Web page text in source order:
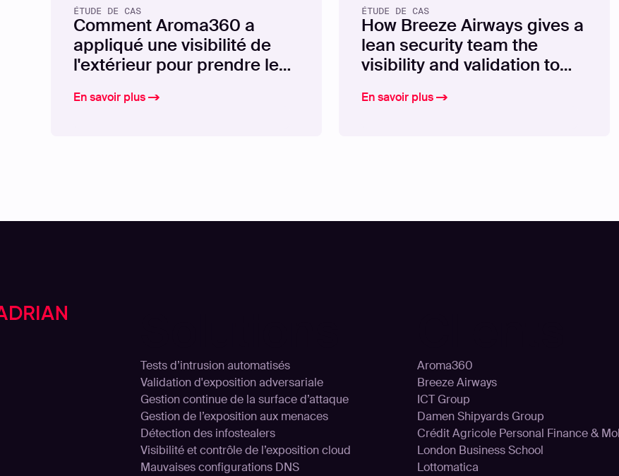
ÉTUDE DE CAS
Comment Aroma360 a
appliqué une visibilité de
l'extérieur pour prendre le
d'attaque
En savoir plus
ÉTUDE DE CAS
How Breeze Airways gives a
lean security team the
visibility and validation to
En savoir plus
Tests d’intrusion automatisés
Validation d'exposition adversariale
Gestion continue de la surface d’attaque
Gestion de l’exposition aux menaces
Détection des infostealers
Visibilité et contrôle de l’exposition cloud
Mauvaises configurations DNS
Aroma360
Breeze Airways
ICT Group
Damen Shipyards Group
Crédit Agricole Personal Finance &
London Business School
Lottomatica